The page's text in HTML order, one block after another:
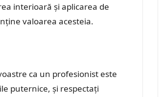
interioară și aplicarea de
valoarea acesteia.
ca un profesionist este
puternice, și respectați